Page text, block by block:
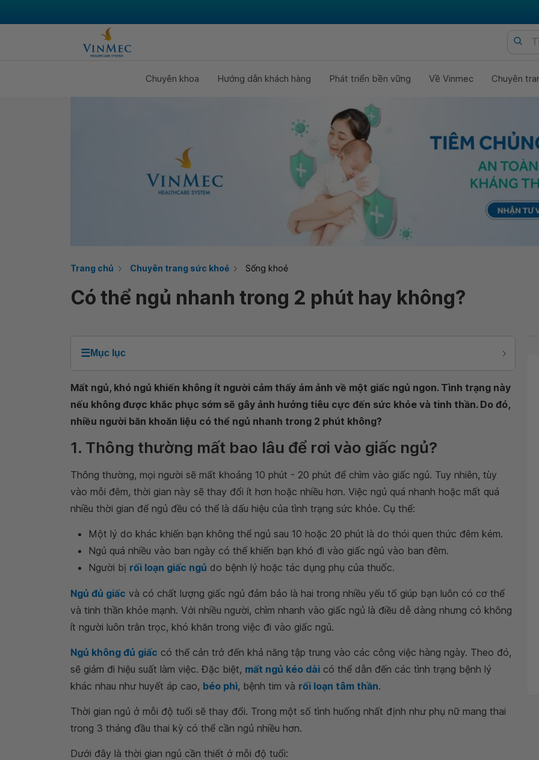
Chuyên khoa Hướng dẫn khách hàng Phát triển bền vững Về Vinmec Chuyên
Trang chủ Chuyên trang sức khoẻ Sống khoẻ
Có thể ngủ nhanh trong 2 phút hay không?
☰Mục lục
Mất ngủ, khó ngủ khiến không ít người cảm thấy ám ảnh về một giấc ngủ ngon. Tình trạng này
nếu không được khắc phục sớm sẽ gây ảnh hưởng tiêu cực đến sức khỏe và tinh thần. Do đó,
nhiều người băn khoăn liệu có thể ngủ nhanh trong 2 phút không?
1. Thông thường mất bao lâu để rơi vào giấc ngủ?
Thông thường, mọi người sẽ mất khoảng 10 phút - 20 phút để chìm vào giấc ngủ. Tuy nhiên, tùy
vào mỗi đêm, thời gian này sẽ thay đổi ít hơn hoặc nhiều hơn. Việc ngủ quá nhanh hoặc mất quá
nhiều thời gian để ngủ đều có thể là dấu hiệu của tình trạng sức khỏe. Cụ thể:
Một lý do khác khiến bạn không thể ngủ sau 10 hoặc 20 phút là do thói quen thức đêm kém.
Ngủ quá nhiều vào ban ngày có thể khiến bạn khó đi vào giấc ngủ vào ban đêm.
Người bị rối loạn giấc ngủ do bệnh lý hoặc tác dụng phụ của thuốc.
Ngủ đủ giấc và có chất lượng giấc ngủ đảm bảo là hai trong nhiều yếu tố giúp bạn luôn có cơ thể
và tinh thần khỏe mạnh. Với nhiều người, chìm nhanh vào giấc ngủ là điều dễ dàng nhưng có không
ít người luôn trằn trọc, khó khăn trong việc đi vào giấc ngủ.
Ngủ không đủ giấc có thể cản trở đến khả năng tập trung vào các công việc hàng ngày. Theo đó,
sẽ giảm đi hiệu suất làm việc. Đặc biệt, mất ngủ kéo dài có thể dẫn đến các tình trạng bệnh lý
khác nhau như huyết áp cao, béo phì, bệnh tim và rối loạn tâm thần.
Thời gian ngủ ở mỗi độ tuổi sẽ thay đổi. Trong một số tình huống nhất định như phụ nữ mang thai
trong 3 tháng đầu thai kỳ có thể cần ngủ nhiều hơn.
Dưới đây là thời gian ngủ cần thiết ở mỗi độ tuổi: